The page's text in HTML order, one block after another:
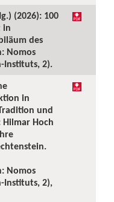
(2026): 100
in
des
Nomos
Instituts, 2).
in
und
Hoch
Nomos
Instituts, 2),